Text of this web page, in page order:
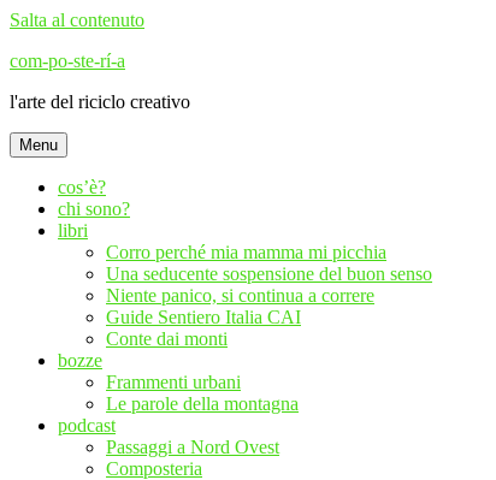
Salta al contenuto
com-po-ste-rí-a
l'arte del riciclo creativo
Menu
cos’è?
chi sono?
libri
Corro perché mia mamma mi picchia
Una seducente sospensione del buon senso
Niente panico, si continua a correre
Guide Sentiero Italia CAI
Conte dai monti
bozze
Frammenti urbani
Le parole della montagna
podcast
Passaggi a Nord Ovest
Composteria